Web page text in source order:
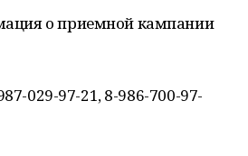
о приемной кампании
029-97-21, 8-986-700-97-